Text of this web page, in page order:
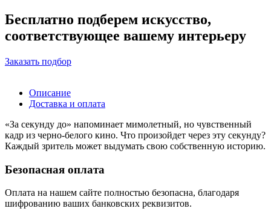
Бесплатно подберем искусство,
соответствующее вашему интерьеру
Заказать подбор
Описание
Доставка и оплата
«За секунду до» напоминает мимолетный, но чувственный
кадр из черно-белого кино. Что произойдет через эту секунду?
Каждый зритель может выдумать свою собственную историю.
Безопасная оплата
Оплата на нашем сайте полностью безопасна, благодаря
шифрованию ваших банковских реквизитов.